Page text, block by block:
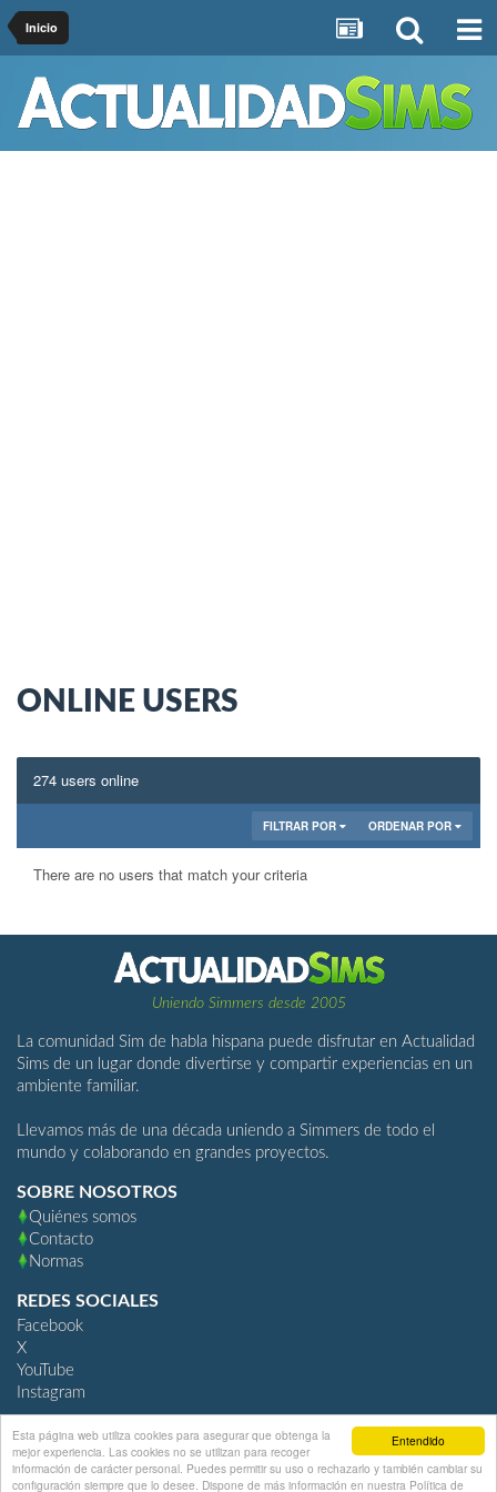
Entendido
Esta página web utiliza cookies para asegurar que obtenga la
mejor experiencia. Las cookies no se utilizan para recoger
información de carácter personal. Puedes permitir su uso o rechazarlo y también cambiar su
configuración siempre que lo desee. Dispone de más información en nuestra Política de
Inicio
ONLINE USERS
274 users online
ORDENAR POR
FILTRAR POR
There are no users that match your criteria
Uniendo Simmers desde 2005
La comunidad Sim de habla hispana puede disfrutar en Actualidad
Sims de un lugar donde divertirse y compartir experiencias en un
ambiente familiar.
Llevamos más de una década uniendo a Simmers de todo el
mundo y colaborando en grandes proyectos.
SOBRE NOSOTROS
Quiénes somos
Contacto
Normas
REDES SOCIALES
Facebook
X
YouTube
Instagram
ActualidadSims.com